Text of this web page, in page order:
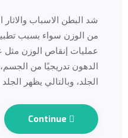
شد البطن الاسباب والاثار
من الوزن سواء بسبب
عمليات إنقاص الوزن مثل
الدهون تدريجيًا من
الجلد، وبالتالي يظهر
Continue